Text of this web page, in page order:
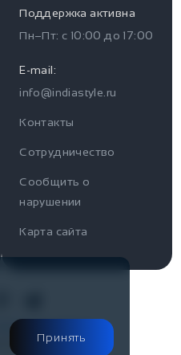
Принять
Поддержка активна
Пн–Пт: с 10:00 до 17:00
E-mail:
info@indiastyle.ru
Контакты
Сотрудничество
Сообщить о
нарушении
Карта сайта
оферта
Flow